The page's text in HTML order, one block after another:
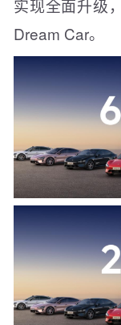
实现全面升级
Dream Car。